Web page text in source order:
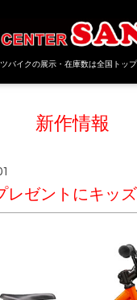
バイクの展示・在庫数は全国トップ
新作情報
レゼントにキッ